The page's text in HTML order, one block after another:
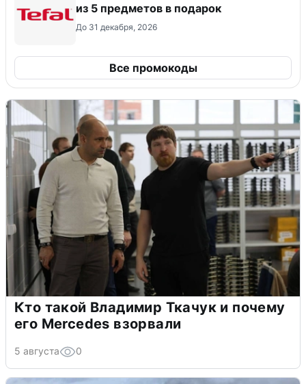
из 5 предметов в подарок
До 31 декабря, 2026
Все промокоды
Кто такой Владимир Ткачук и почему
его Mercedes взорвали
5 августа 0